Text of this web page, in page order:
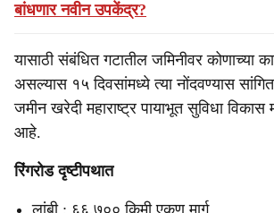
बांधणार नवीन उपकेंद्र?
यासाठी संबंधित गटातील जमिनीवर कोणाच्या
असल्यास १५ दिवसांमध्ये त्या नोंदवण्यास
जमीन खरेदी महाराष्ट्र पायाभूत सुविधा
आहे.
रिंगरोड दृष्टीपथात
लांबी : ६६.७०० किमी एकूण मार्ग